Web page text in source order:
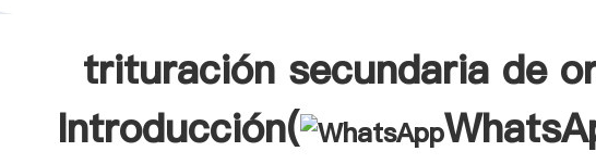
trituración secundaria de
Introducción(